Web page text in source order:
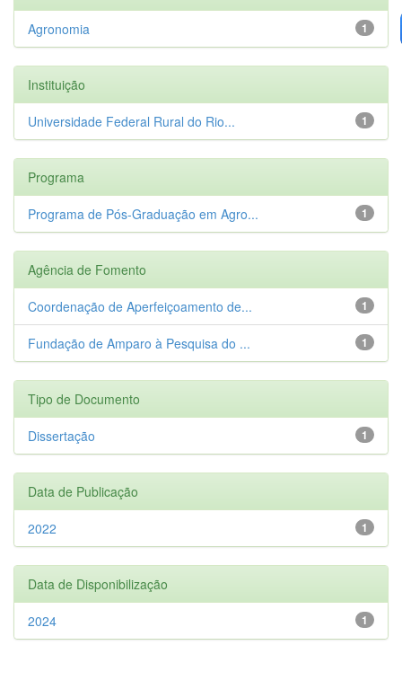
1
Agronomia
Instituição
1
Universidade Federal Rural do Rio...
Programa
1
Programa de Pós-Graduação em Agro...
Agência de Fomento
1
Coordenação de Aperfeiçoamento de...
1
Fundação de Amparo à Pesquisa do ...
Tipo de Documento
1
Dissertação
Data de Publicação
1
2022
Data de Disponibilização
1
2024